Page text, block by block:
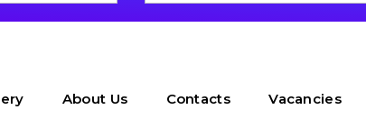
About Us Contacts Vacancies